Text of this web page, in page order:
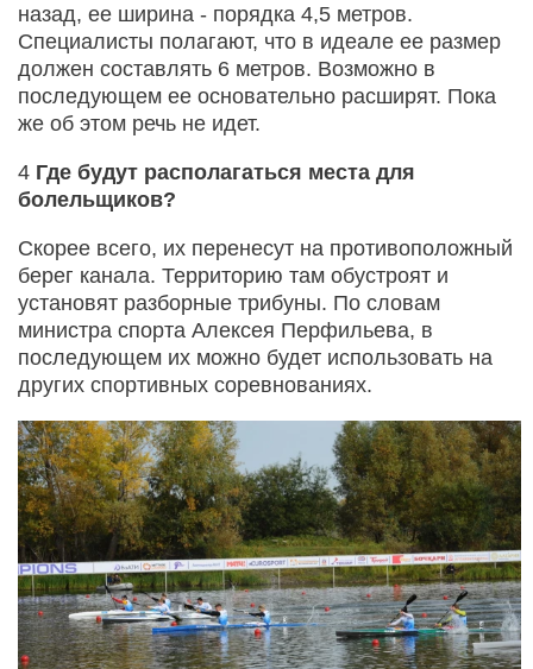
назад, ее ширина - порядка 4,5 метров.
Специалисты полагают, что в идеале ее размер
должен составлять 6 метров. Возможно в
последующем ее основательно расширят. Пока
же об этом речь не идет.
4 Где будут располагаться места для
болельщиков?
Скорее всего, их перенесут на противоположный
берег канала. Территорию там обустроят и
установят разборные трибуны. По словам
министра спорта Алексея Перфильева, в
последующем их можно будет использовать на
других спортивных соревнованиях.